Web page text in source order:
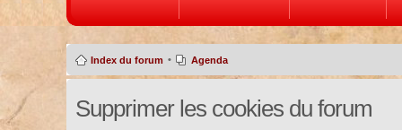
Index du forum • Agenda
Supprimer les cookies du forum